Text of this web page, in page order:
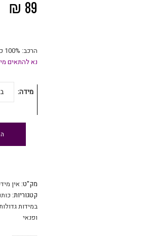
₪ 89
הרכב: 100% כותנה
נא להתאים
מידה
מק"ט: אין
קטגוריות:
במידות
ופנאי